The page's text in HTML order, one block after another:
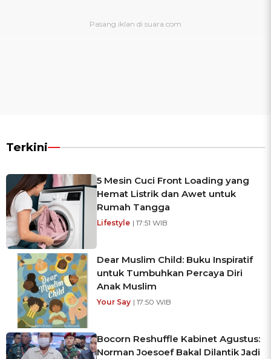
Terkini
5 Mesin Cuci Front Loading yang
Hemat Listrik dan Awet untuk
Rumah Tangga
Lifestyle | 17:51 WIB
Dear Muslim Child: Buku Inspiratif
untuk Tumbuhkan Percaya Diri
Anak Muslim
Your Say | 17:50 WIB
Bocorn Reshuffle Kabinet Agustus:
Norman Joesoef Bakal Dilantik Jadi